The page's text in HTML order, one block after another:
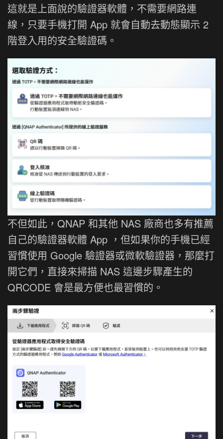
這就是上面說的驗證器軟體，不需要網路連
線，只要手機打開 App 就會自動去動態顯示 2
階登入用的安全驗證碼。
不但如此，QNAP 和其他 NAS 廠商也多有推薦
自己的驗證器軟體 App ，但如果你的手機已經
習慣使用 Google 驗證器或微軟驗證器，那麼打
開它們，直接來掃描 NAS 這邊步驟產生的
QRCODE 會是最方便也最習慣的。